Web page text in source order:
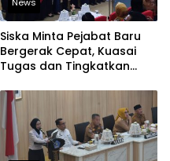
Siska Minta Pejabat Baru
Bergerak Cepat, Kuasai
Tugas dan Tingkatkan